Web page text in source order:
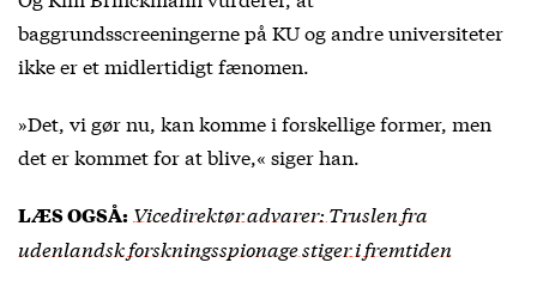
baggrundsscreeningerne på KU og andre universiteter
ikke er et midlertidigt fænomen.
»Det, vi gør nu, kan komme i forskellige former, men
det er kommet for at blive,« siger han.
LÆS OGSÅ: Vicedirektør advarer: Truslen fra
udenlandsk forskningsspionage stiger i fremtiden